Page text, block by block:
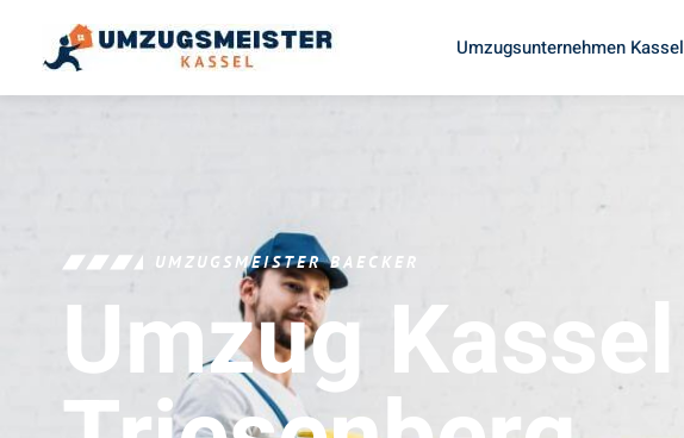
Umzugsunternehmen Kassel
UMZUGSMEISTER BAECKER
Umzug Kassel